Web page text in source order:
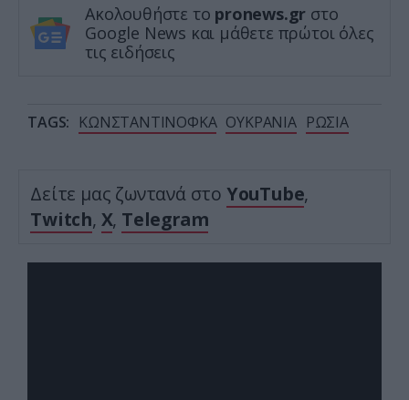
Ακολουθήστε το pronews.gr στο
Google News και μάθετε πρώτοι όλες
τις ειδήσεις
TAGS: ΚΩΝΣΤΑΝΤΙΝΟΦΚΑ ΟΥΚΡΑΝΙΑ ΡΩΣΙΑ
Δείτε μας ζωντανά στο YouTube,
Twitch, X, Telegram